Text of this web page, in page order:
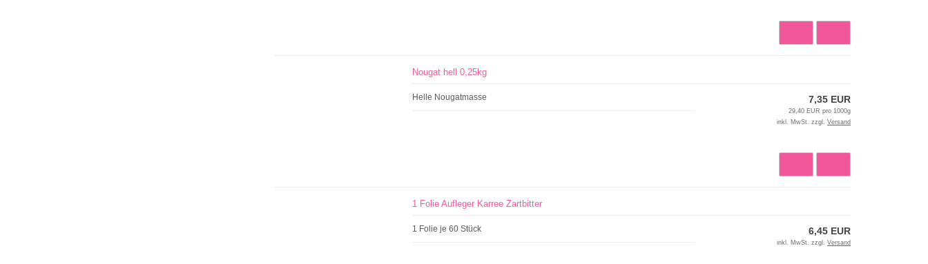
Nougat hell 0,25kg
Helle Nougatmasse 7,35 EUR
29,40 EUR pro 1000g
inkl. MwSt. zzgl. Versand
1 Folie Aufleger Karree Zartbitter
1 Folie je 60 Stück 6,45 EUR
inkl. MwSt. zzgl. Versand